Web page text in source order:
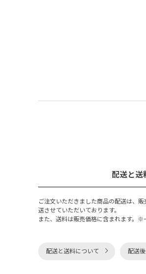
配送と送
ご注文いただきました商品の配送は、
送させていただいております。
また、送料は販売価格に含まれます。※
配送と送料について 配送